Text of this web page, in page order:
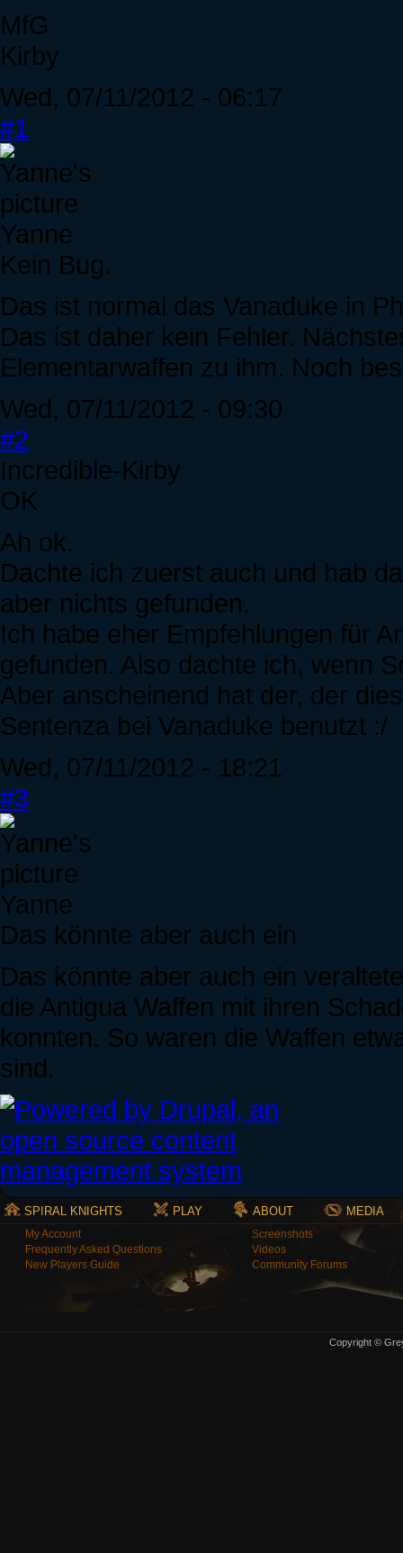
MfG
Kirby
Wed, 07/11/2012 - 06:17
#1
Yanne
Kein Bug.
Das ist normal das Vanaduke in
Das ist daher kein Fehler.
Elementarwaffen zu ihm. Noch
Wed, 07/11/2012 - 09:30
#2
Incredible-Kirby
OK
Ah ok.
Dachte ich zuerst auch und hab
aber nichts gefunden.
Ich habe eher Empfehlungen für
gefunden. Also dachte ich, wenn
Aber anscheinend hat der, der
Sentenza bei Vanaduke benutzt :/
Wed, 07/11/2012 - 18:21
#3
Yanne
Das könnte aber auch ein
Das könnte aber auch ein
die Antigua Waffen mit ihren
konnten. So waren die Waffen
sind.
SPIRAL KNIGHTS PLAY ABOUT MEDIA
My Account
Frequently Asked Questions
New Players Guide
Screenshots
Videos
Community Forums
Copyright ©